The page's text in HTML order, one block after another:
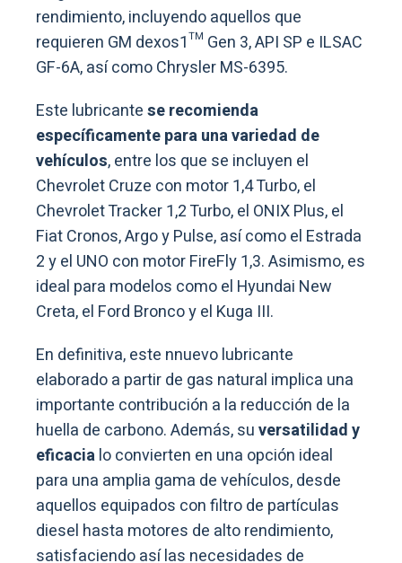
rendimiento, incluyendo aquellos que
requieren GM dexos1™ Gen 3, API SP e ILSAC
GF-6A, así como Chrysler MS-6395.
Este lubricantese recomienda
específicamente para una variedad de
vehículos, entre los que se incluyen el
Chevrolet Cruze con motor 1,4 Turbo, el
Chevrolet Tracker 1,2 Turbo, el ONIX Plus, el
Fiat Cronos, Argo y Pulse, así como el Estrada
2 y el UNO con motor FireFly 1,3. Asimismo, es
ideal para modelos como el Hyundai New
Creta, el Ford Bronco y el Kuga III.
En definitiva, este nnuevo lubricante
elaborado a partir de gas natural implica una
importante contribución a la reducción de la
huella de carbono. Además, suversatilidad y
eficacialo convierten en una opción ideal
para una amplia gama de vehículos, desde
aquellos equipados con filtro de partículas
diesel hasta motores de alto rendimiento,
satisfaciendo así las necesidades de